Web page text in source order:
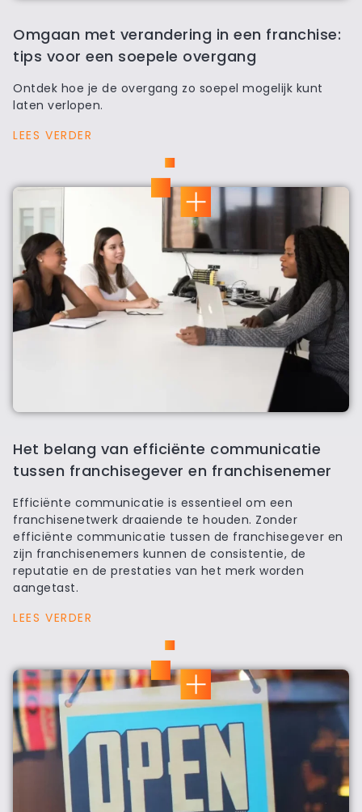
Omgaan met verandering in een franchise:
tips voor een soepele overgang
Ontdek hoe je de overgang zo soepel mogelijk kunt
laten verlopen.
LEES VERDER
Het belang van efficiënte communicatie
tussen franchisegever en franchisenemer
Efficiënte communicatie is essentieel om een
franchisenetwerk draaiende te houden. Zonder
efficiënte communicatie tussen de franchisegever en
zijn franchisenemers kunnen de consistentie, de
reputatie en de prestaties van het merk worden
aangetast.
LEES VERDER